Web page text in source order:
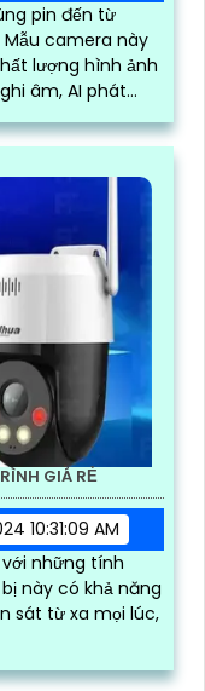
pin đến từ
lượng hình ảnh
AI phát
GIÁ RẺ
10:31:09 AM
những tính
sát từ xa mọi lúc,